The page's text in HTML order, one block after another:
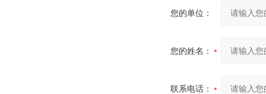
您的单位：
您的姓名：
联系电话：